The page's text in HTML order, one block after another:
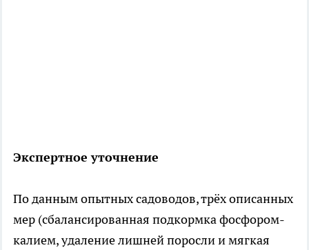
Экспертное уточнение
По данным опытных садоводов, трёх описанных
мер (сбалансированная подкормка фосфором-
калием, удаление лишней поросли и мягкая